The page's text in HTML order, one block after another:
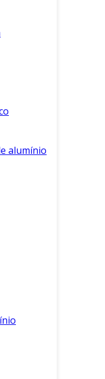
a
a
de
para
resultado
o uso
certo
e
alumínio